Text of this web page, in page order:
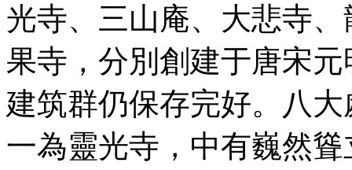
光寺、三山庵、大悲寺
果寺，分別創建于唐宋
建筑群仍保存完好。八
一為靈光寺，中有巍然